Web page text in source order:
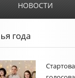
НОВОСТИ
года